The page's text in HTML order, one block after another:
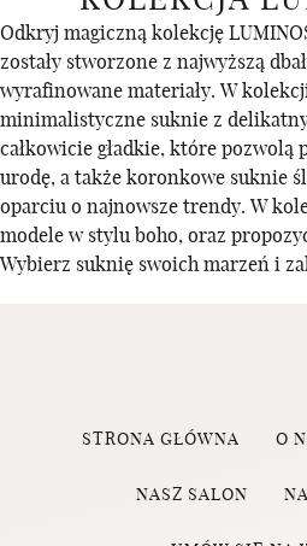
Odkryj magiczną kolekcję
zostały stworzone z najwyższą
wyrafinowane materiały. W
minimalistyczne suknie z
całkowicie gładkie, które pozwolą
urodę, a także koronkowe suknie
oparciu o najnowsze trendy. W
modele w stylu boho, oraz
Wybierz suknię swoich marzeń i
STRONA GŁÓWNA O
NASZ SALON